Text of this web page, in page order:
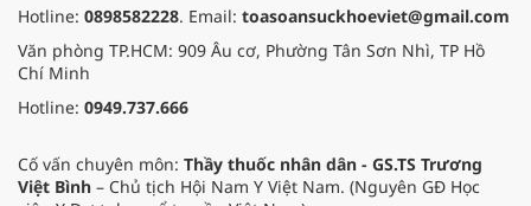
Hotline: 0898582228. Email: toasoansuckhoeviet@gmail.com
Văn phòng TP.HCM: 909 Âu cơ, Phường Tân Sơn Nhì, TP Hồ
Chí Minh
Hotline: 0949.737.666
Cố vấn chuyên môn: Thầy thuốc nhân dân - GS.TS Trương
Việt Bình – Chủ tịch Hội Nam Y Việt Nam. (Nguyên GĐ Học